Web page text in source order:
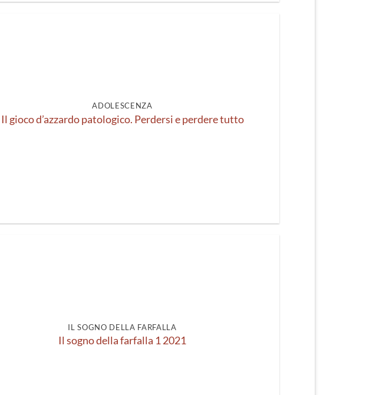
ADOLESCENZA
Il gioco d’azzardo patologico. Perdersi e perdere tutto
IL SOGNO DELLA FARFALLA
Il sogno della farfalla 1 2021